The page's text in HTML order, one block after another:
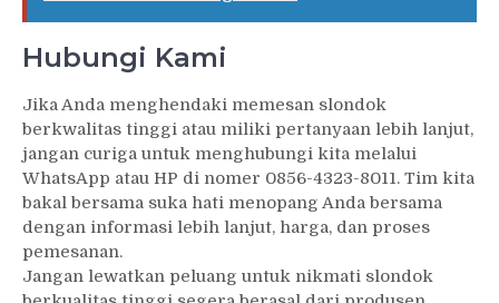
Hubungi Kami
Jika Anda menghendaki memesan slondok
berkwalitas tinggi atau miliki pertanyaan lebih lanjut,
jangan curiga untuk menghubungi kita melalui
WhatsApp atau HP di nomer 0856-4323-8011. Tim kita
bakal bersama suka hati menopang Anda bersama
dengan informasi lebih lanjut, harga, dan proses
pemesanan.
Jangan lewatkan peluang untuk nikmati slondok